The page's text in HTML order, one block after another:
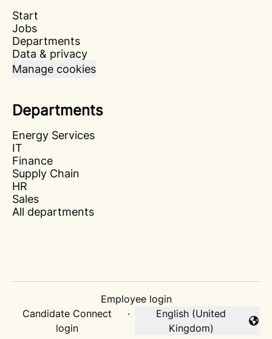
Start
Jobs
Departments
Data & privacy
Manage cookies
Departments
Energy Services
IT
Finance
Supply Chain
HR
Sales
All departments
Employee login
Candidate Connect
login
·
Change language
English (United
Kingdom)